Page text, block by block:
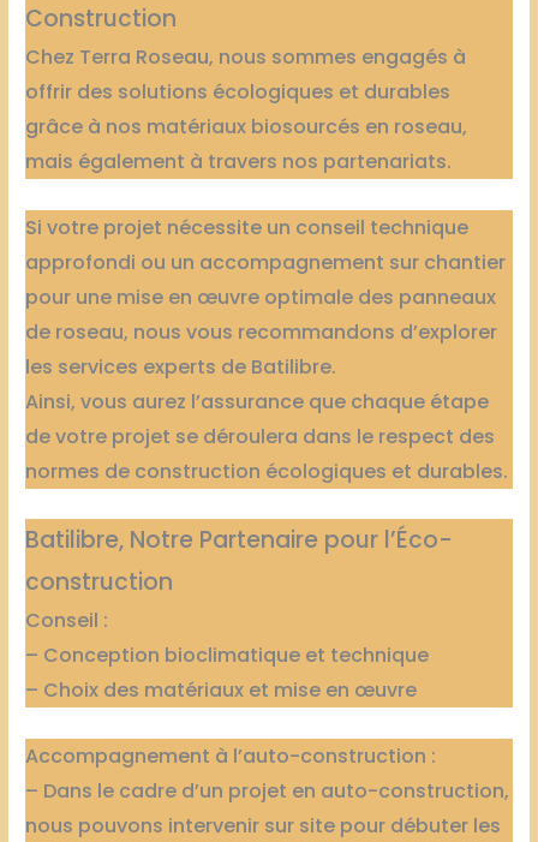
Construction
Chez Terra Roseau, nous sommes engagés à
offrir des solutions écologiques et durables
grâce à nos matériaux biosourcés en roseau,
mais également à travers nos partenariats.
Si votre projet nécessite un conseil technique
approfondi ou un accompagnement sur chantier
pour une mise en œuvre optimale des panneaux
de roseau, nous vous recommandons d’explorer
les services experts de Batilibre.
Ainsi, vous aurez l’assurance que chaque étape
de votre projet se déroulera dans le respect des
normes de construction écologiques et durables.
Batilibre, Notre Partenaire pour l’Éco-
construction
Conseil :
– Conception bioclimatique et technique
– Choix des matériaux et mise en œuvre
Accompagnement à l’auto-construction :
– Dans le cadre d’un projet en auto-construction,
nous pouvons intervenir sur site pour débuter les